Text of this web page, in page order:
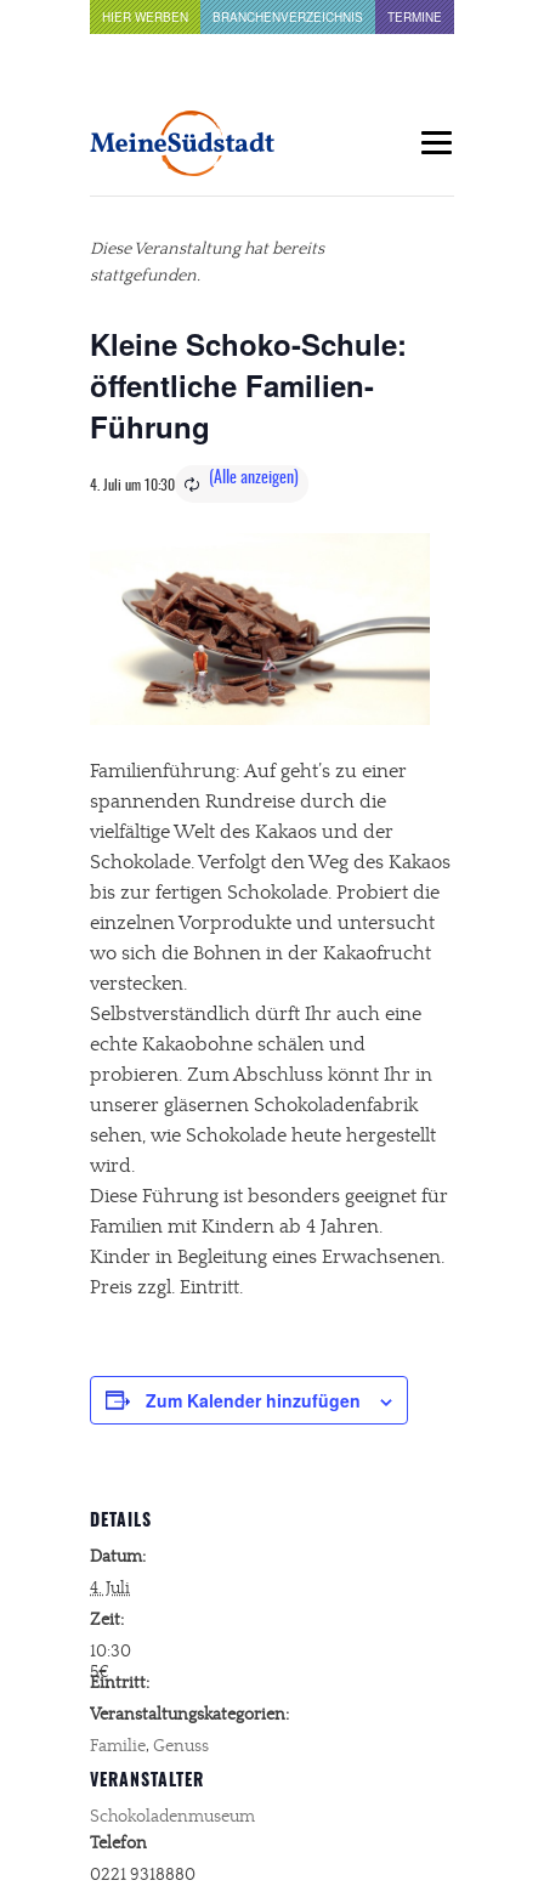
HIER WERBEN BRANCHENVERZEICHNIS TERMINE
Diese Veranstaltung hat bereits
stattgefunden.
Kleine Schoko-Schule:
öffentliche Familien-
Führung
4. Juli um 10:30
Familienführung: Auf geht’s zu einer
spannenden Rundreise durch die
vielfältige Welt des Kakaos und der
Schokolade. Verfolgt den Weg des Kakaos
bis zur fertigen Schokolade. Probiert die
einzelnen Vorprodukte und untersucht
wo sich die Bohnen in der Kakaofrucht
verstecken.
Selbstverständlich dürft Ihr auch eine
echte Kakaobohne schälen und
probieren. Zum Abschluss könnt Ihr in
unserer gläsernen Schokoladenfabrik
sehen, wie Schokolade heute hergestellt
wird.
Diese Führung ist besonders geeignet für
Familien mit Kindern ab 4 Jahren.
Kinder in Begleitung eines Erwachsenen.
Preis zzgl. Eintritt.
Zum Kalender hinzufügen
DETAILS
Datum:
4. Juli
Zeit:
10:30
Eintritt:
5€
Veranstaltungskategorien:
Familie, Genuss
VERANSTALTER
Schokoladenmuseum
Telefon
0221 9318880